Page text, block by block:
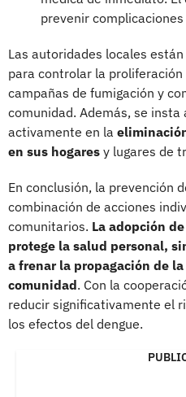
prevenir complicaciones
Las autoridades locales
para controlar la
campañas de fumigación y
comunidad. Además, se
activamente en la
en sus hogares y lugares de
En conclusión, la prevención
combinación de acciones
comunitarios. La adopción
protege la salud personal,
a frenar la propagación de
comunidad. Con la
reducir significativamente el
los efectos del dengue.